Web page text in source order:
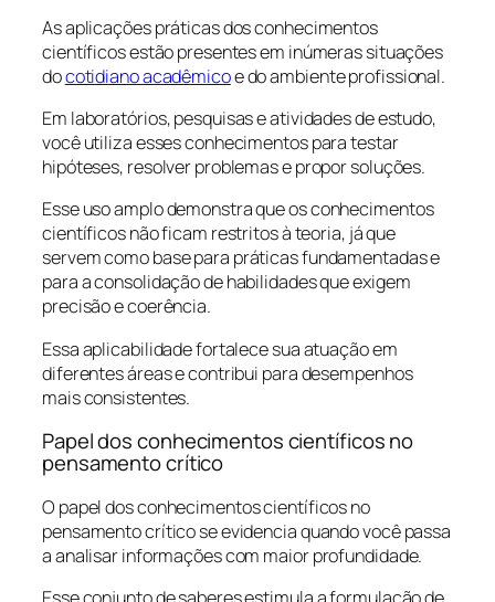
As aplicações práticas dos conhecimentos
científicos estão presentes em inúmeras situações
docotidiano acadêmicoe do ambiente profissional.
Em laboratórios, pesquisas e atividades de estudo,
você utiliza esses conhecimentos para testar
hipóteses, resolver problemas e propor soluções.
Esse uso amplo demonstra que os conhecimentos
científicos não ficam restritos à teoria, já que
servem como base para práticas fundamentadas e
para a consolidação de habilidades que exigem
precisão e coerência.
Essa aplicabilidade fortalece sua atuação em
diferentes áreas e contribui para desempenhos
mais consistentes.
Papel dos conhecimentos científicos no
pensamento crítico
O papel dos conhecimentos científicos no
pensamento crítico se evidencia quando você passa
a analisar informações com maior profundidade.